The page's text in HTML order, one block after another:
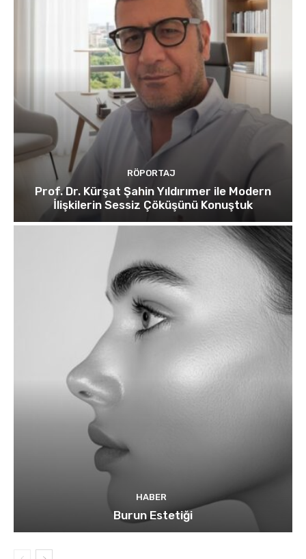
RÖPORTAJ
Prof. Dr. Kürşat Şahin Yıldırımer ile Modern
İlişkilerin Sessiz Çöküşünü Konuştuk
HABER
Burun Estetiği